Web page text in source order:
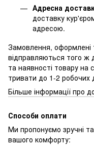
Адресна
доставку
адресою.
Замовлення, оформлені
відправляються того ж
та наявності товару на
тривати до 1-2 робочих
Більше інформації про
Способи оплати
Ми пропонуємо зручні
вашого комфорту: